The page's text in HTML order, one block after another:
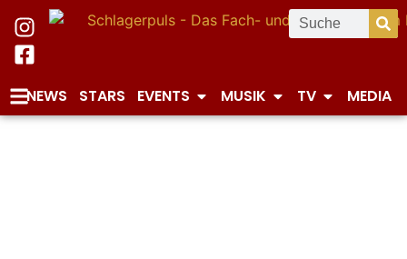
NEWS STARS EVENTS MUSIK TV MEDIA